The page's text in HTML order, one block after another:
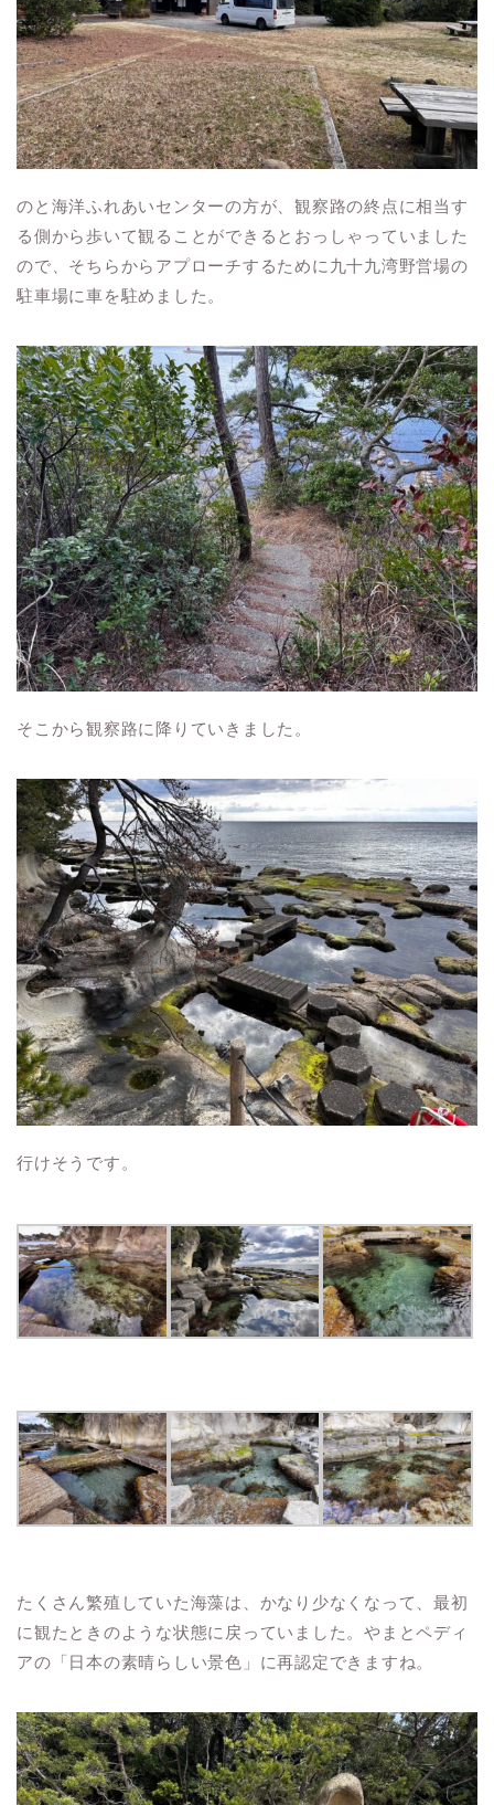
のと海洋ふれあいセンターの方が、観察路の終点に相当す
る側から歩いて観ることができるとおっしゃっていました
ので、そちらからアプローチするために九十九湾野営場の
駐車場に車を駐めました。
そこから観察路に降りていきました。
行けそうです。
たくさん繁殖していた海藻は、かなり少なくなって、最初
に観たときのような状態に戻っていました。やまとペディ
アの「日本の素晴らしい景色」に再認定できますね。